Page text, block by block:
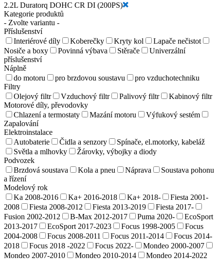
2.2L Duratorq DOHC CR DI (200PS)
Kategorie produktů
- Zvolte variantu -
Příslušenství
Interiérové díly
Koberečky Kryty kol
Lapače nečistot
Nosiče a boxy
Povinná výbava Stěrače
Univerzální
příslušenství
Náplně
do motoru
pro brzdovou soustavu
pro vzduchotechniku
Filtry
Olejový filtr
Vzduchový filtr Palivový filtr
Kabinový filtr
Motorové díly, převodovky
Chlazení a termostaty
Mazání motoru
Výfukový sestém
Zapalování
Elektroinstalace
Autobaterie
Čidla a senzory
Spínače, el.motorky, kabeláž
Světla a mlhovky
Žárovky, výbojky a diody
Podvozek
Brzdová soustava
Kola a pneu Náprava
Soustava pohonu
a řízení
Modelový rok
Ka 2008-2016
Ka+ 2016-2018 Ka+ 2018-
Fiesta 2001-
2008
Fiesta 2008-2012 Fiesta 2013-2019
Fiesta 2017-
Fusion 2002-2012
B-Max 2012-2017 Puma 2020-
EcoSport
2013-2017
EcoSport 2017-2023 Focus 1998-2005
Focus
2004-2008
Focus 2008-2011 Focus 2011-2014
Focus 2014-
2018
Focus 2018 -2022 Focus 2022-
Mondeo 2000-2007
Mondeo 2007-2010
Mondeo 2010-2014
Mondeo 2014-2022